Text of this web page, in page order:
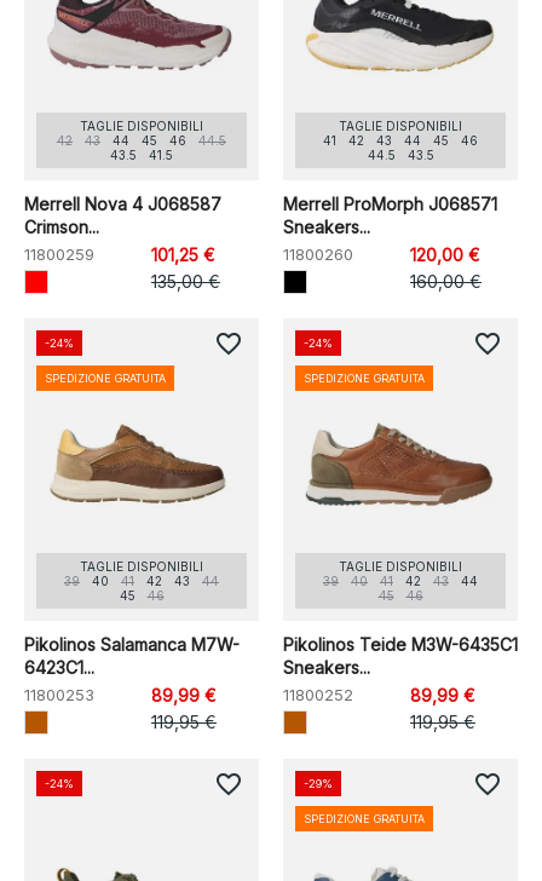
TAGLIE DISPONIBILI
42
43 44 45 46
44.5
43.5
41.5
Merrell Nova 4 J068587
Crimson...
11800259
101,25 €
135,00 €
TAGLIE DISPONIBILI
41
42 43 44 45
46
44.5
43.5
Merrell ProMorph J068571
Sneakers...
11800260
120,00 €
160,00 €
TAGLIE DISPONIBILI
39
40 41 42 43
44
45
46
Pikolinos Salamanca M7W-
6423C1...
11800253
89,99 €
119,95 €
-24%
SPEDIZIONE GRATUITA
favorite_border
TAGLIE DISPONIBILI
39
40 41 42 43
44
45
46
Pikolinos Teide M3W-6435C1
Sneakers...
11800252
89,99 €
119,95 €
-24%
SPEDIZIONE GRATUITA
favorite_border
-24% favorite_border -29%
SPEDIZIONE GRATUITA
favorite_border